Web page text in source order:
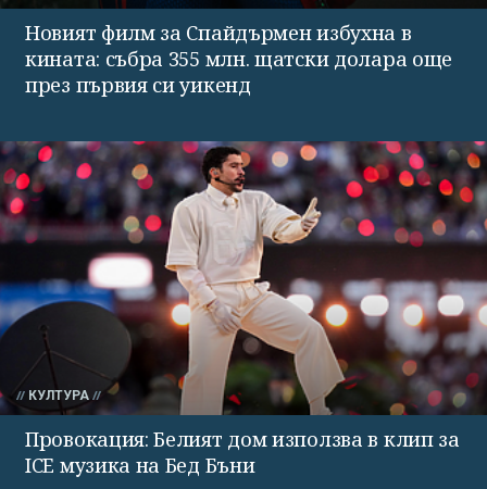
Новият филм за Спайдърмен избухна в
кината: събра 355 млн. щатски долара още
през първия си уикенд
КУЛТУРА
Провокация: Белият дом използва в клип за
ICE музика на Бед Бъни